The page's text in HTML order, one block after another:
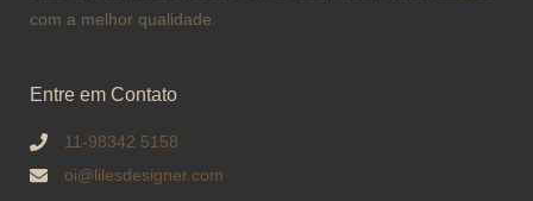
com a melhor qualidade.
Entre em Contato
11-98342 5158
oi@lilesdesigner.com